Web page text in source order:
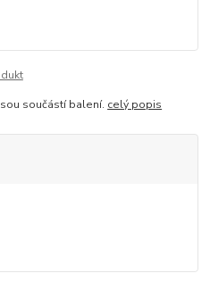
součástí balení. celý popis